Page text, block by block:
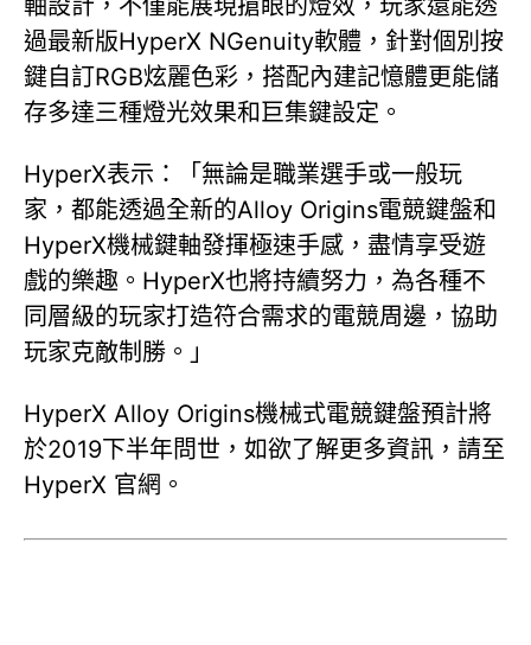
過最新版HyperX NGenuity軟體，針對個別按
鍵自訂RGB炫麗色彩，搭配內建記憶體更能儲
存多達三種燈光效果和巨集鍵設定。
HyperX表示：「無論是職業選手或一般玩
家，都能透過全新的Alloy Origins電競鍵盤和
HyperX機械鍵軸發揮極速手感，盡情享受遊
戲的樂趣。HyperX也將持續努力，為各種不
同層級的玩家打造符合需求的電競周邊，協助
玩家克敵制勝。」
HyperX Alloy Origins機械式電競鍵盤預計將
於2019下半年問世，如欲了解更多資訊，請至
HyperX 官網。